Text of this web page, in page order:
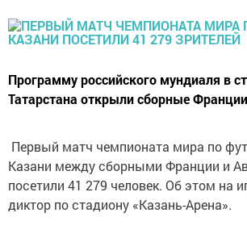
Программу российского мундиаля в
Татарстана открыли сборные
Первый матч чемпионата мира по
Казани между сборными Франции и
посетили 41 279 человек. Об этом на
диктор по стадиону «Казань-Арена».